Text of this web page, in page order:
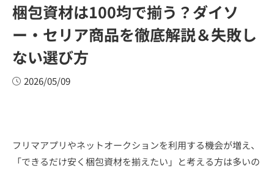
梱包資材は100均で揃う？ダイソ
ー・セリア商品を徹底解説＆失敗し
ない選び方
2026/05/09
フリマアプリやネットオークションを利用する機会が増え、
「できるだけ安く梱包資材を揃えたい」と考える方は多いの